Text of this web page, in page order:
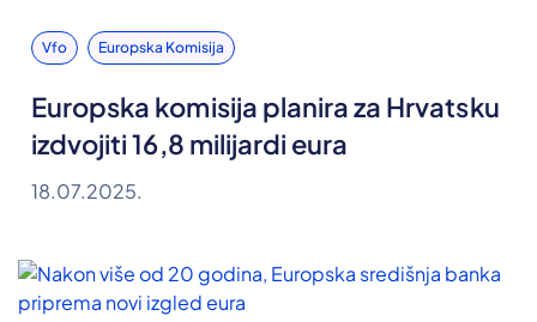
Vfo Europska Komisija
Europska komisija planira za Hrvatsku
izdvojiti 16,8 milijardi eura
18.07.2025.